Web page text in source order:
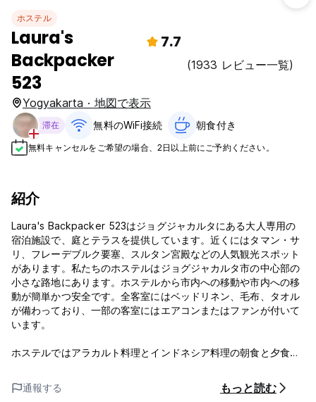
ホステル
Laura's
Backpacker
523
7.7
(1933 レビュー一覧)
Yogyakarta · 地図で表示
滞在 無料のWiFi接続 朝食付き‎
無料キャンセルをご希望の場合、2日以上前にご予約ください。
紹介
Laura's Backpacker 523はジョグジャカルタにある大人専用の
宿泊施設で、庭とテラスを提供しています。近くにはタマン・サ
リ、フレーデブルク要塞、スルタン宮殿などの人気観光スポット
があります。私たちのホステルはジョグジャカルタ市の中心部の
小さな路地にあります。ホステルから市内への移動や市内への移
動が簡単かつ安全です。全客室にはベッドリネン、毛布、タオル
が備わっており、一部の客室にはエアコンまたはファンが付いて
います。
ホステルではアラカルト料理とインドネシア料理の朝食と夕食の
チェックイン時間は毎日午後 2 時ですが、早めのチェックインを
通報する もっと読む